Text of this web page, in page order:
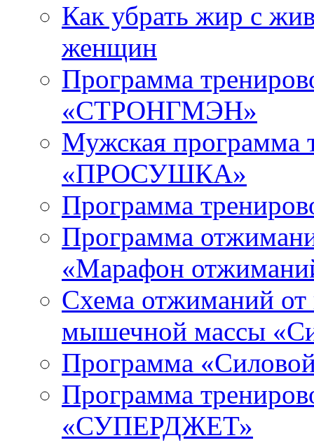
Как убрать жир с
женщин
Программа
«СТРОНГМЭН»
Мужская программа
«ПРОСУШКА»
Программа
Программа
«Марафон
Схема отжиманий от
мышечной массы
Программа
Программа
«СУПЕРДЖЕТ»